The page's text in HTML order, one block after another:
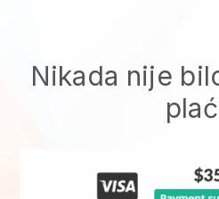
Nikada nije